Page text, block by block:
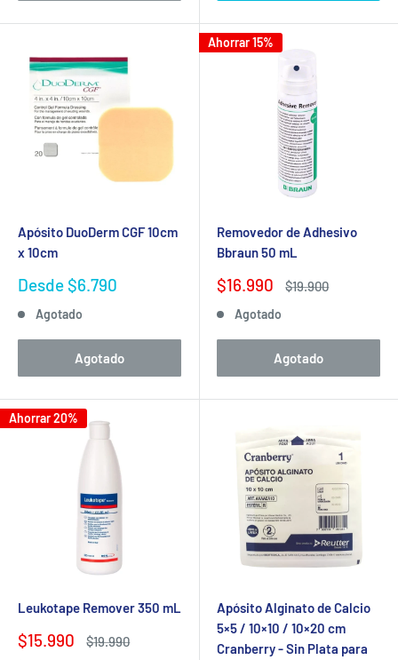
Apósito DuoDerm CGF 10cm
x 10cm
Precio
venta
Desde $6.790
Agotado
Agotado
Ahorrar 15%
Removedor de Adhesivo
Bbraun 50 mL
Precio
venta
$16.990
Precio
$19.900
Agotado
Agotado
Ahorrar 20%
Leukotape Remover 350 mL
Precio
$15.990
Precio
$19.990
Apósito Alginato de Calcio
5×5 / 10×10 / 10×20 cm
Cranberry - Sin Plata para